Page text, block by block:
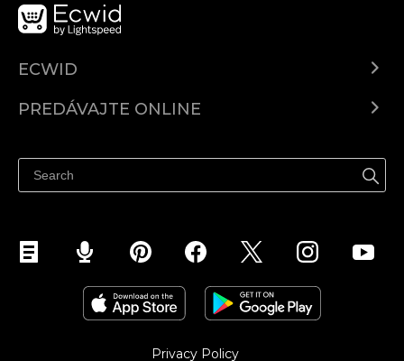
ECWID
Cenník
PREDÁVAJTE ONLINE
Predávajte na Facebook
Predávať na Instagram
Privacy Policy